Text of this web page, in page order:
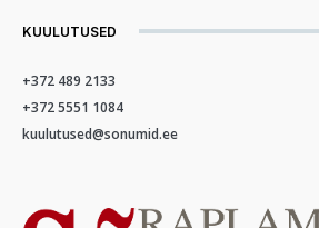
KUULUTUSED
+372 489 2133
+372 5551 1084
kuulutused@sonumid.ee